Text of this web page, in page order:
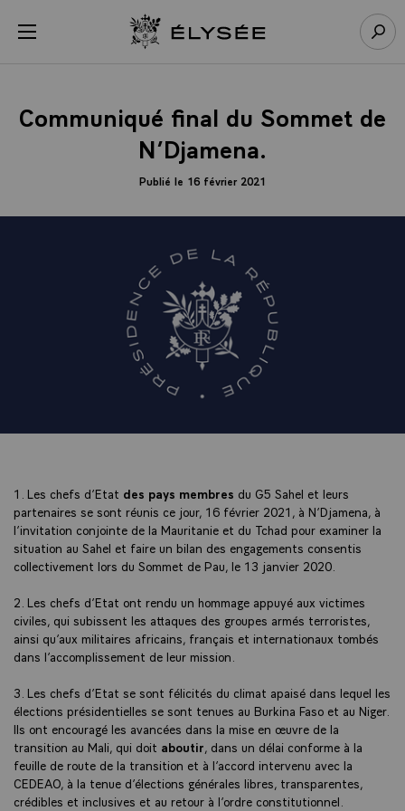
menu Retour à l’accueil Élysée
Communiqué final du Sommet de
N’Djamena.
Publié le 16 février 2021
1. Les chefs d’Etat des pays membres du G5 Sahel et leurs
partenaires se sont réunis ce jour, 16 février 2021, à N’Djamena, à
l’invitation conjointe de la Mauritanie et du Tchad pour examiner la
situation au Sahel et faire un bilan des engagements consentis
collectivement lors du Sommet de Pau, le 13 janvier 2020.
2. Les chefs d’Etat ont rendu un hommage appuyé aux victimes
civiles, qui subissent les attaques des groupes armés terroristes,
ainsi qu’aux militaires africains, français et internationaux tombés
dans l’accomplissement de leur mission.
3. Les chefs d’Etat se sont félicités du climat apaisé dans lequel les
élections présidentielles se sont tenues au Burkina Faso et au Niger.
Ils ont encouragé les avancées dans la mise en œuvre de la
transition au Mali, qui doit aboutir, dans un délai conforme à la
feuille de route de la transition et à l’accord intervenu avec la
CEDEAO, à la tenue d’élections générales libres, transparentes,
crédibles et inclusives et au retour à l’ordre constitutionnel.
Panneau de gestion des cookies